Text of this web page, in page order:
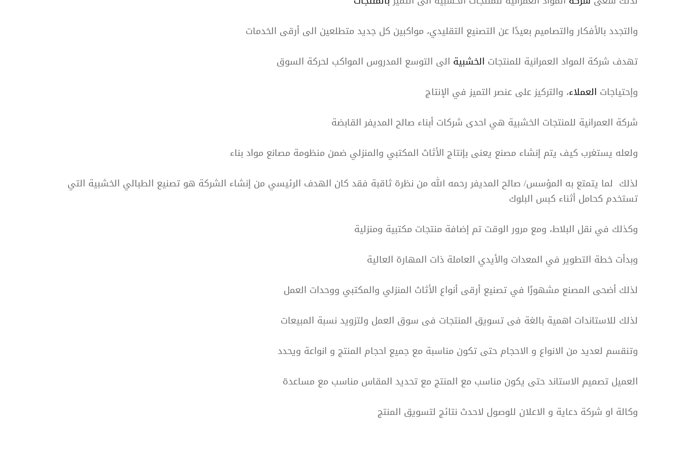
والتجدد بالأفكار والتصاميم بعيدًا عن التصنيع التقليدي، مواكبين كل جديد متطلعين الى أرقى الخدمات
تهدف شركة المواد العمرانية للمنتجات الخشبية الى التوسع المدروس المواكب لحركة السوق
وإحتياجات العملاء، والتركيز على عنصر التميز في الإنتاج
شركة العمرانية للمنتجات الخشبية هي احدى شركات أبناء صالح المديفر القابضة
ولعله يستغرب كيف يتم إنشاء مصنع يعنى بإنتاج الأثاث المكتبي والمنزلي ضمن منظومة مصانع مواد بناء
لذلك لما يتمتع به المؤسس/ صالح المديفر رحمه الله من نظرة ثاقبة فقد كان الهدف الرئيسي من إنشاء الشركة هو تصنيع الطبالي الخشبية التي
تستخدم كحامل أثناء كبس البلوك
وكذلك في نقل البلاط، ومع مرور الوقت تم إضافة منتجات مكتبية ومنزلية
وبدأت خطة التطوير في المعدات والأيدي العاملة ذات المهارة العالية
لذلك أضحى المصنع مشهورًا في تصنيع أرقى أنواع الأثاث المنزلي والمكتبي ووحدات العمل
لذلك للاستاندات اهمية بالغة فى تسويق المنتجات فى سوق العمل ولتزويد نسبة المبيعات
وتنقسم لعديد من الانواع و الاحجام حتى تكون مناسبة مع جميع احجام المنتج و انواعة ويحدد
العميل تصميم الاستاند حتى يكون مناسب مع المنتج مع تحديد المقاس مناسب مع مساعدة
وكالة او شركة دعاية و الاعلان للوصول لاحدث نتائج لتسويق المنتج
فريق عمل كامل
ومتجاوب طريق
للدعاية
والإعلان